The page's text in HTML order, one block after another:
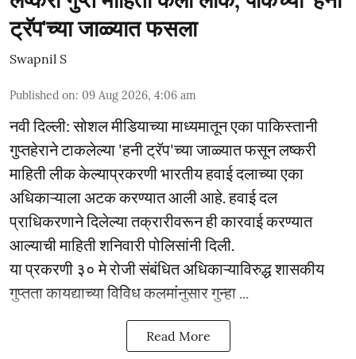
ट्रॅप'च्या जाळ्यात फसला
Swapnil S
Published on: 09 Aug 2026, 4:06 am
नवी दिल्ली: सोशल मीडियाच्या माध्यमातून एका पाकिस्तानी
गुप्तहेराने टाकलेल्या 'हनी ट्रॅप'च्या जाळ्यात फसून लष्करी
माहिती लीक केल्याप्रकरणी भारतीय हवाई दलाच्या एका
अधिकाऱ्याला अटक करण्यात आली आहे. हवाई दल
प्राधिकरणाने दिलेल्या तक्रारीवरून ही कारवाई करण्यात
आल्याची माहिती शनिवारी पोलिसांनी दिली.
या प्रकरणी ३० मे रोजी संबंधित अधिकाऱ्याविरुद्ध शासकीय
गुप्तता कायद्याच्या विविध कलमांनुसार गुन्हा ...
Read More